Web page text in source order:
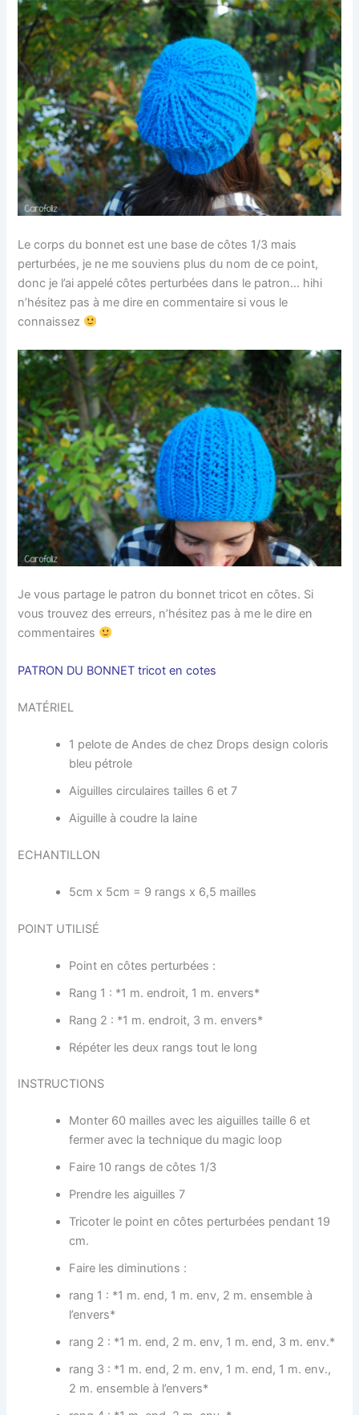
Le corps du bonnet est une base de côtes 1/3 mais
perturbées, je ne me souviens plus du nom de ce point,
donc je l’ai appelé côtes perturbées dans le patron… hihi
n’hésitez pas à me dire en commentaire si vous le
connaissez
Je vous partage le patron du bonnet tricot en côtes. Si
vous trouvez des erreurs, n’hésitez pas à me le dire en
commentaires
PATRON DU BONNET tricot en cotes
MATÉRIEL
1 pelote de Andes de chez Drops design coloris
bleu pétrole
Aiguilles circulaires tailles 6 et 7
Aiguille à coudre la laine
ECHANTILLON
5cm x 5cm = 9 rangs x 6,5 mailles
POINT UTILISÉ
Point en côtes perturbées :
Rang 1 : *1 m. endroit, 1 m. envers*
Rang 2 : *1 m. endroit, 3 m. envers*
Répéter les deux rangs tout le long
INSTRUCTIONS
Monter 60 mailles avec les aiguilles taille 6 et
fermer avec la technique du magic loop
Faire 10 rangs de côtes 1/3
Prendre les aiguilles 7
Tricoter le point en côtes perturbées pendant 19
cm.
Faire les diminutions :
rang 1 : *1 m. end, 1 m. env, 2 m. ensemble à
l’envers*
rang 2 : *1 m. end, 2 m. env, 1 m. end, 3 m. env.*
rang 3 : *1 m. end, 2 m. env, 1 m. end, 1 m. env.,
2 m. ensemble à l’envers*